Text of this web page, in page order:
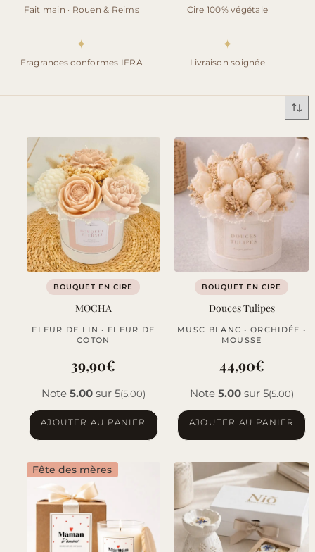
Fait main · Rouen & Reims Cire 100% végétale
✦
Fragrances conformes IFRA
✦
Livraison soignée
BOUQUET EN CIRE
MOCHA
FLEUR DE LIN • FLEUR DE
COTON
39,90€
Note 5.00sur 5(5.00)
AJOUTER AU PANIER
BOUQUET EN CIRE
Douces Tulipes
MUSC BLANC • ORCHIDÉE •
MOUSSE
44,90€
Note 5.00sur 5(5.00)
AJOUTER AU PANIER
Fête des mères